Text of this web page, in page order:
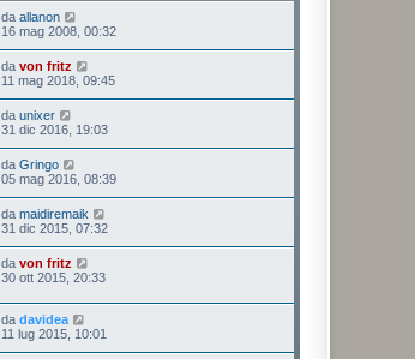
da allanon
16 mag 2008, 00:32
da von fritz
11 mag 2018, 09:45
da unixer
31 dic 2016, 19:03
da Gringo
05 mag 2016, 08:39
da maidiremaik
31 dic 2015, 07:32
da von fritz
30 ott 2015, 20:33
da davidea
11 lug 2015, 10:01